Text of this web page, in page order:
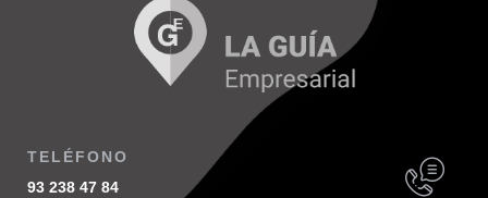
TELÉFONO
93 238 47 84